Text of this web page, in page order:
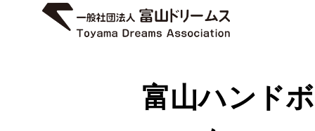
富山ハンドボ